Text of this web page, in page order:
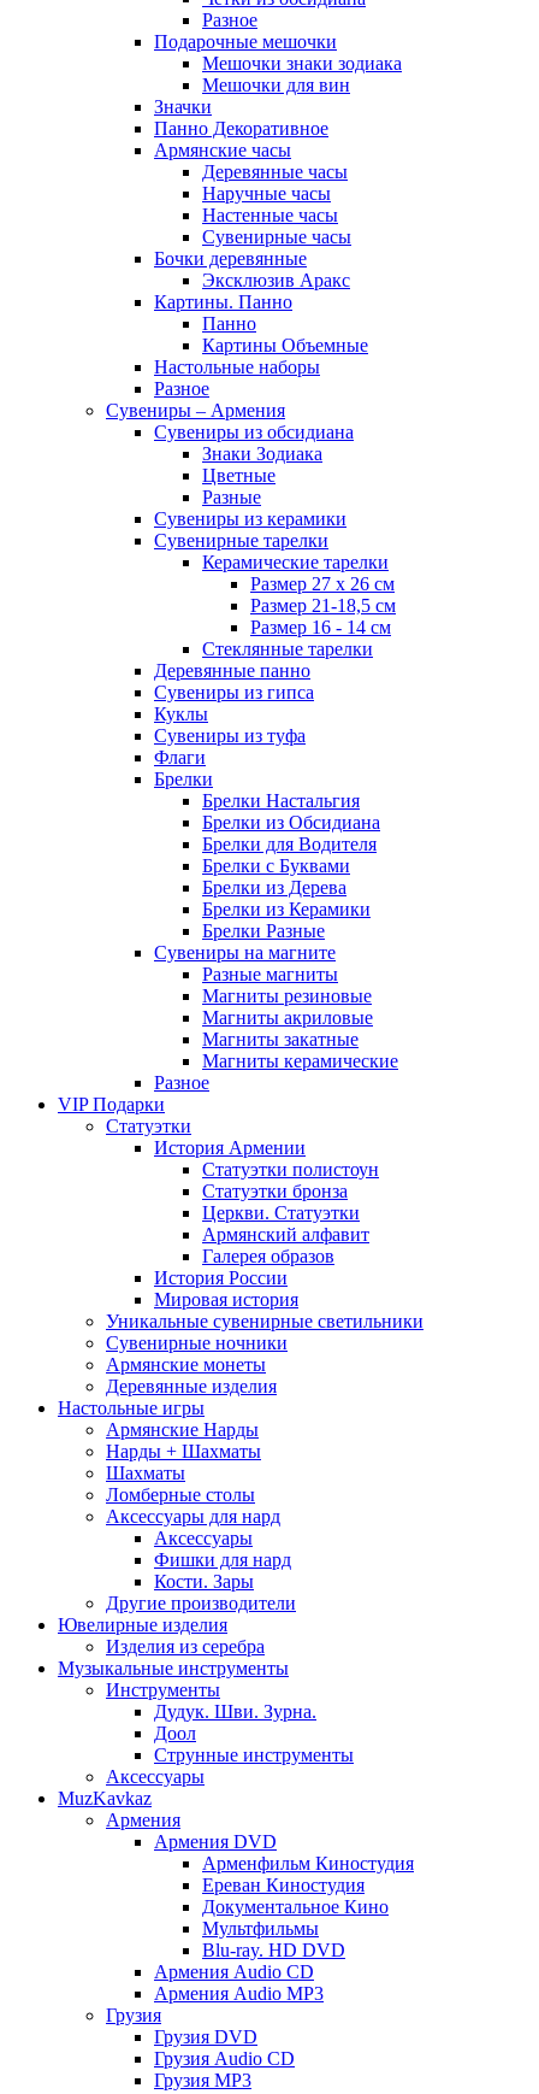
Разное
Подарочные мешочки
Мешочки знаки зодиака
Мешочки для вин
Значки
Панно Декоративное
Армянские часы
Деревянные часы
Наручные часы
Настенные часы
Сувенирные часы
Бочки деревянные
Эксклюзив Аракс
Картины. Панно
Панно
Картины Объемные
Настольные наборы
Разное
Сувениры – Армения
Сувениры из обсидиана
Знаки Зодиака
Цветные
Разные
Сувениры из керамики
Сувенирные тарелки
Керамические тарелки
Размер 27 х 26 см
Размер 21-18,5 см
Размер 16 - 14 см
Стеклянные тарелки
Деревянные панно
Сувениры из гипса
Куклы
Сувениры из туфа
Флаги
Брелки
Брелки Настальгия
Брелки из Обсидиана
Брелки для Водителя
Брелки с Буквами
Брелки из Дерева
Брелки из Керамики
Брелки Разные
Сувениры на магните
Разные магниты
Магниты резиновые
Магниты акриловые
Магниты закатные
Магниты керамические
Разное
VIP Подарки
Статуэтки
История Армении
Статуэтки полистоун
Статуэтки бронза
Церкви. Статуэтки
Армянский алфавит
Галерея образов
История России
Мировая история
Уникальные сувенирные светильники
Сувенирные ночники
Армянские монеты
Деревянные изделия
Настольные игры
Армянские Нарды
Нарды + Шахматы
Шахматы
Ломберные столы
Аксессуары для нард
Аксессуары
Фишки для нард
Кости. Зары
Другие производители
Ювелирные изделия
Изделия из серебра
Музыкальные инструменты
Инструменты
Дудук. Шви. Зурна.
Доол
Струнные инструменты
Аксессуары
MuzKavkaz
Армения
Армения DVD
Арменфильм Киностудия
Ереван Киностудия
Документальное Кино
Мультфильмы
Blu-ray. HD DVD
Армения Audio CD
Армения Audio MP3
Грузия
Грузия DVD
Грузия Audio CD
Грузия MP3